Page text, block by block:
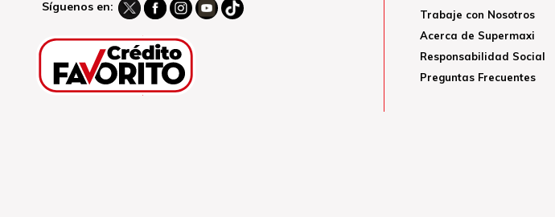
Síguenos en:
Trabaje con Nosotros
Acerca de Supermaxi
Responsabilidad Social
Preguntas Frecuentes